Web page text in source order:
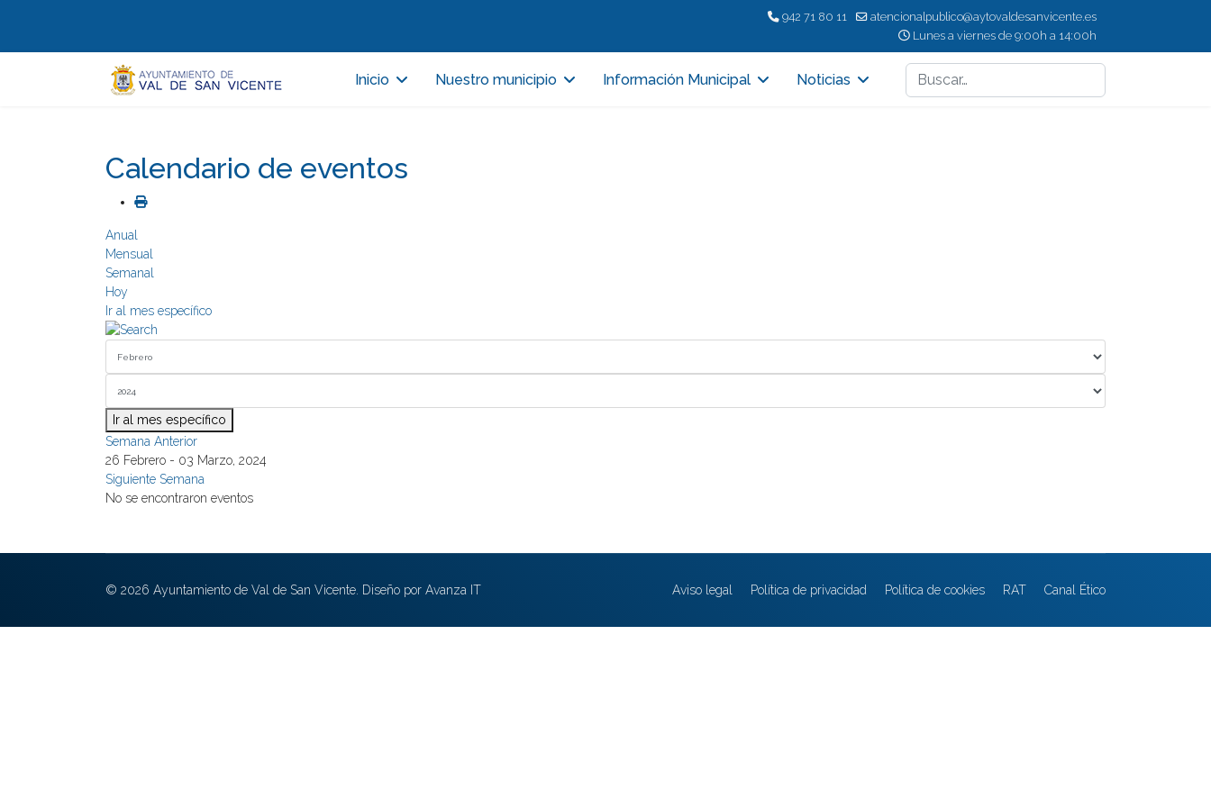
942 71 80 11
atencionalpublico@aytovaldesanvicente.es
Lunes a viernes de 9:00h a 14:00h
Inicio Nuestro municipio Información Municipal Noticias
Buscar
Calendario de eventos
Anual
Mensual
Semanal
Hoy
Ir al mes específico
Ir al mes específico
Semana Anterior
26 Febrero - 03 Marzo, 2024
Siguiente Semana
No se encontraron eventos
© 2026 Ayuntamiento de Val de San Vicente. Diseño por Avanza IT Aviso legal Política de privacidad Política de cookies RAT Canal Ético